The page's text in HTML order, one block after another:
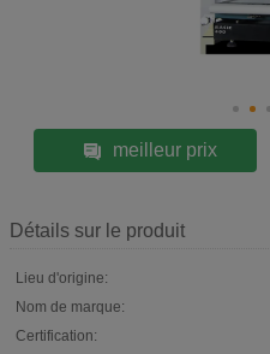
meilleur prix
Détails sur le produit
Lieu d'origine:
Nom de marque:
Certification: